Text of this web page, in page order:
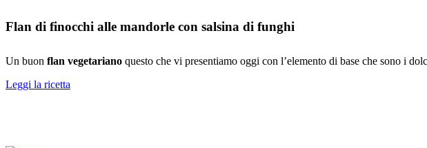
Flan di finocchi alle mandorle con salsina di funghi
Un buon flan vegetariano questo che vi presentiamo oggi con l’elemento di base che sono i
Leggi la ricetta